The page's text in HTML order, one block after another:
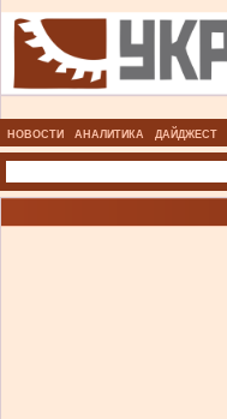
НОВОСТИ АНАЛИТИКА ДАЙДЖЕСТ